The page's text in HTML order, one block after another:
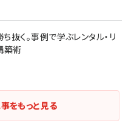
抜く。事例で学ぶレンタル・リ
築術
をもっと見る